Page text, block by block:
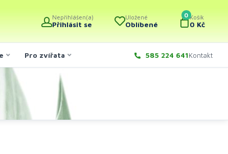
Nepřihlášen(a)
Přihlásit se
Uložené
Oblíbené
0 Košík
0 Kč
Pro zvířata 585 224 641Kontakt